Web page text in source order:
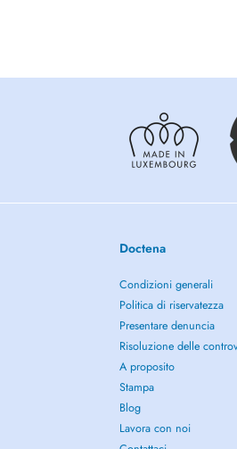
Doctena
Condizioni generali
Politica di riservatezza
Presentare denuncia
Risoluzione delle
A proposito
Stampa
Blog
Lavora con noi